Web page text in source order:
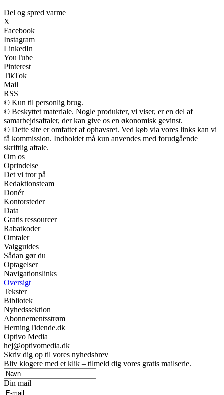
Del og spred varme
X
Facebook
Instagram
LinkedIn
YouTube
Pinterest
TikTok
Mail
RSS
© Kun til personlig brug.
© Beskyttet materiale. Nogle produkter, vi viser, er en del af
samarbejdsaftaler, der kan give os en økonomisk gevinst.
© Dette site er omfattet af ophavsret. Ved køb via vores links kan vi
få kommission. Indholdet må kun anvendes med forudgående
skriftlig aftale.
Om os
Oprindelse
Det vi tror på
Redaktionsteam
Donér
Kontorsteder
Data
Gratis ressourcer
Rabatkoder
Omtaler
Valgguides
Sådan gør du
Optagelser
Navigationslinks
Oversigt
Tekster
Bibliotek
Nyhedssektion
Abonnementsstrøm
HerningTidende.dk
Optivo Media
hej@optivomedia.dk
Skriv dig op til vores nyhedsbrev
Bliv klogere med et klik – tilmeld dig vores gratis mailserie.
Din mail